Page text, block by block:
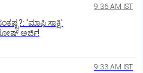
9:36 AM IST
'ಮಾಫಿ ಸಾಕ್ಷಿ'
ಅರ್ಜಿ!
9:33 AM IST